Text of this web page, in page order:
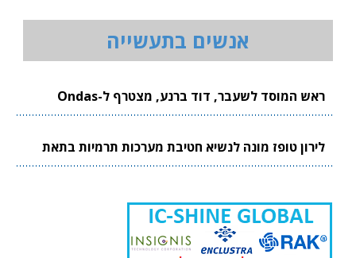
אנשים בתעשייה
ראש המוסד לשעבר, דוד ברנע, מצטרף ל-Ondas
לירון טופז מונה לנשיא חטיבת מערכות תרמיות בתאת